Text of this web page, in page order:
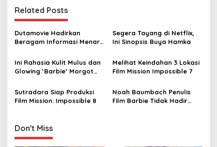
n
a
v
i
g
a
t
i
n
Related Posts
Dutamovie Hadirkan
Beragam Informasi Menarik
Ingin Menonton?
Segera Tayang di Netflix,
Ini Sinopsis Buya Hamka
Ini Rahasia Kulit Mulus dan
Glowing ‘Barbie’ Morgot
Melihat Keindahan 3 Lokasi
Film Mission Impossible 7
Sutradara Siap Produksi
Film Mission: Impossible 8
Noah Baumbach Penulis
Film Barbie Tidak Hadir
Don't Miss